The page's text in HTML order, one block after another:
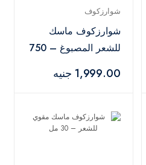
شوارزكوف
شوارزكوف ماسك
للشعر المصبوغ – 750
1,999.00 جنيه